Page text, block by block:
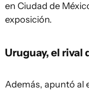
en Ciudad de
exposición.
Uruguay, el rival
Además, apuntó al